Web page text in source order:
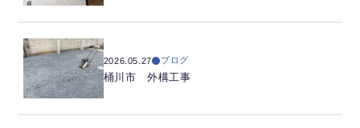
2026.05.27 ブログ
桶川市 外構工事